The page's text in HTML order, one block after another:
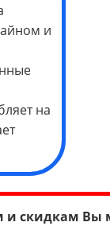
и
на
скидкам Вы